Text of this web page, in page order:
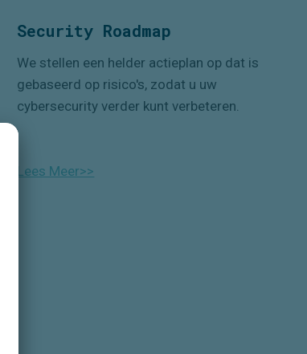
Security Roadmap
We stellen een helder actieplan op dat is
gebaseerd op risico's, zodat u uw
cybersecurity verder kunt verbeteren.
Lees Meer>>